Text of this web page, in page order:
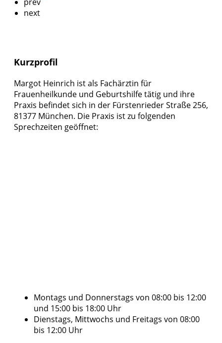
next
Kurzprofil
Margot Heinrich ist als Fachärztin für
Frauenheilkunde und Geburtshilfe tätig und ihre
Praxis befindet sich in der Fürstenrieder Straße 256,
81377 München. Die Praxis ist zu folgenden
Sprechzeiten geöffnet:
Montags und Donnerstags von 08:00 bis 12:00
und 15:00 bis 18:00 Uhr
Dienstags, Mittwochs und Freitags von 08:00
bis 12:00 Uhr